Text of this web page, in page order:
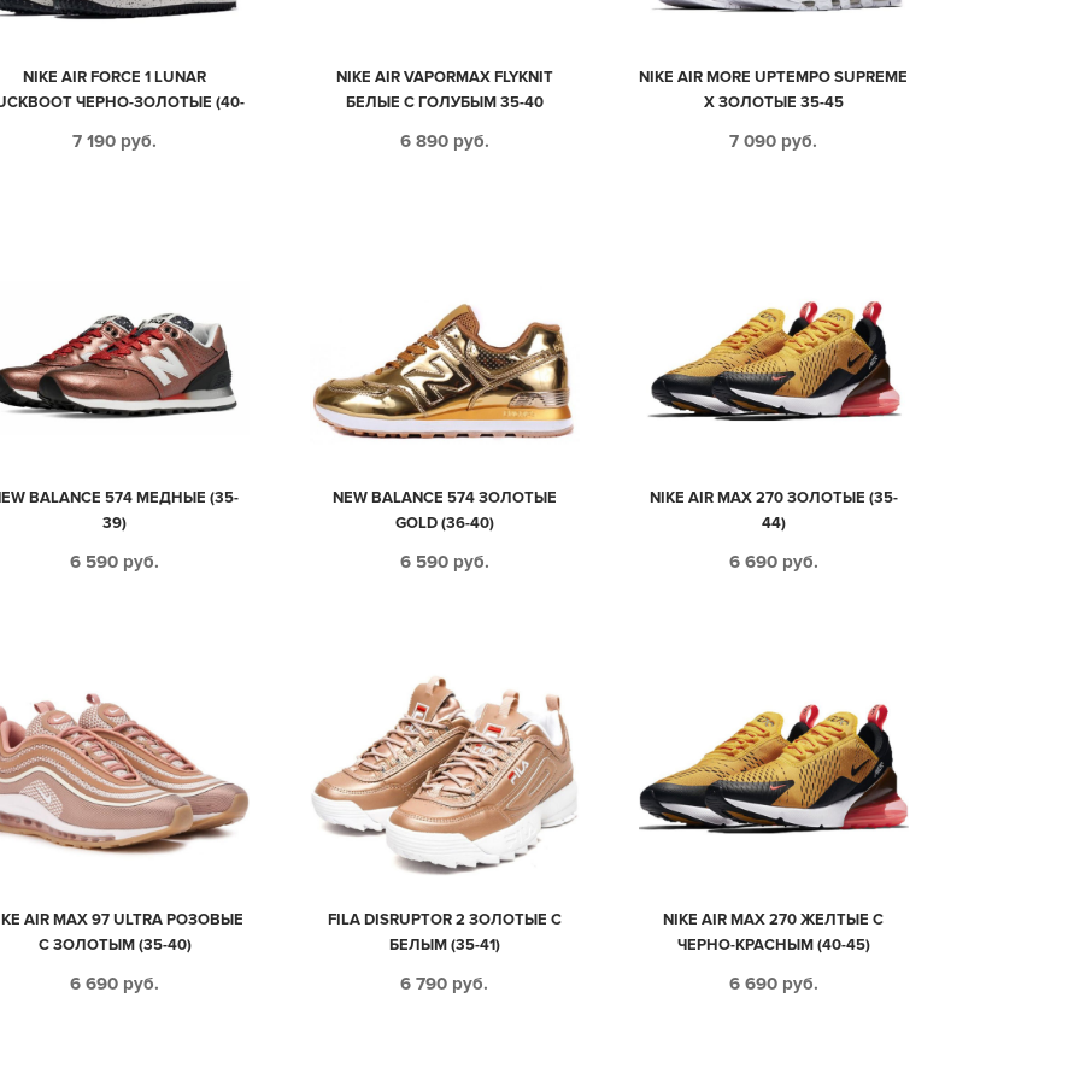
NIKE AIR FORCE 1 LUNAR
ЧЕРНО-ЗОЛОТЫЕ (40-
7 190 руб.
NIKE AIR VAPORMAX FLYKNIT
БЕЛЫЕ С ГОЛУБЫМ 35-40
6 890 руб.
NIKE AIR MORE UPTEMPO SUPREME
X ЗОЛОТЫЕ 35-45
7 090 руб.
BALANCE 574 МЕДНЫЕ (35-
39)
6 590 руб.
NEW BALANCE 574 ЗОЛОТЫЕ
GOLD (36-40)
6 590 руб.
NIKE AIR MAX 270 ЗОЛОТЫЕ (35-
44)
6 690 руб.
AIR MAX 97 ULTRA РОЗОВЫЕ
С ЗОЛОТЫМ (35-40)
6 690 руб.
FILA DISRUPTOR 2 ЗОЛОТЫЕ С
БЕЛЫМ (35-41)
6 790 руб.
NIKE AIR MAX 270 ЖЕЛТЫЕ С
ЧЕРНО-КРАСНЫМ (40-45)
6 690 руб.